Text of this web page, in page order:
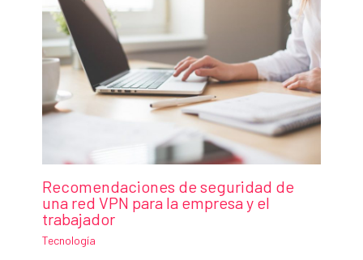
Recomendaciones de seguridad de
una red VPN para la empresa y el
trabajador
Tecnología